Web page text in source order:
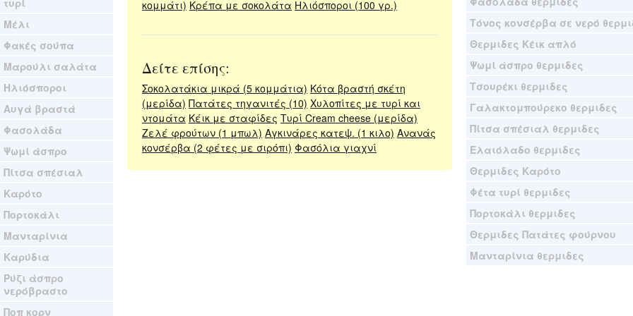
τυρί
Μέλι
Φακές σούπα
Μαρούλι σαλάτα
Ηλιόσποροι
Αυγά βραστά
Φασολάδα
Ψωμί άσπρο
Πίτσα σπέσιαλ
Καρότο
Πορτοκάλι
Μανταρίνια
Καρύδια
Ρύζι άσπρο
νερόβραστο
Ποπ κορν
κομμάτι) Κρέπα με σοκολάτα Ηλιόσποροι (100 γρ.)
Δείτε επίσης:
Σοκολατάκια μικρά (5 κομμάτια) Κότα βραστή σκέτη
(μερίδα) Πατάτες τηγανιτές (10) Χυλοπίτες με τυρί και
ντομάτα Κέικ με σταφίδες Τυρί Cream cheese (μερίδα)
Ζελέ φρούτων (1 μπωλ) Αγκινάρες κατεψ. (1 κιλο) Ανανάς
κονσέρβα (2 φέτες με σιρόπι) Φασόλια γιαχνί
Τόνος κονσέρβα σε νερό
Θερμιδες Κέικ απλό
Ψωμί άσπρο θερμιδες
Τσουρέκι θερμιδες
Γαλακτομπούρεκο θερμιδες
Πίτσα σπέσιαλ θερμιδες
Ελαιόλαδο θερμιδες
Θερμιδες Καρότο
Φέτα τυρί θερμιδες
Πορτοκάλι θερμιδες
Θερμιδες Πατάτες φούρνου
Μανταρίνια θερμιδες